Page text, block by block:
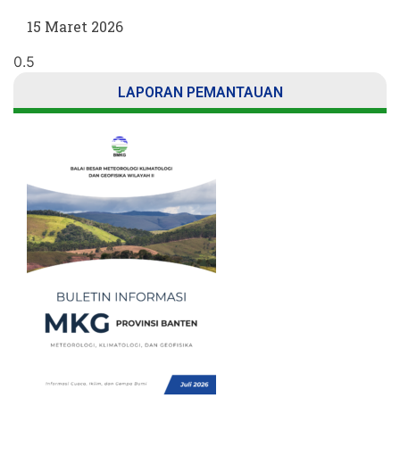
15 Maret 2026
LAPORAN PEMANTAUAN